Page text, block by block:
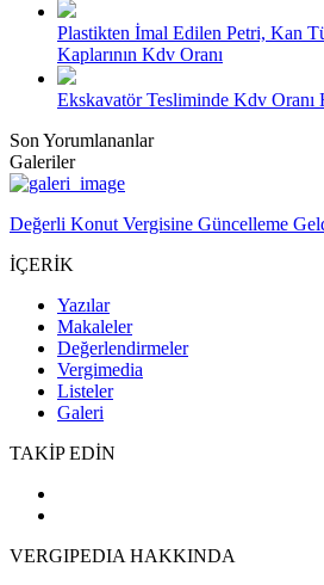
Plastikten İmal Edilen Petri, Kan
Kaplarının Kdv Oranı
Ekskavatör Tesliminde Kdv Oranı
Son Yorumlananlar
Galeriler
Değerli Konut Vergisine Güncelleme
İÇERİK
Yazılar
Makaleler
Değerlendirmeler
Vergimedia
Listeler
Galeri
TAKİP EDİN
VERGIPEDIA HAKKINDA